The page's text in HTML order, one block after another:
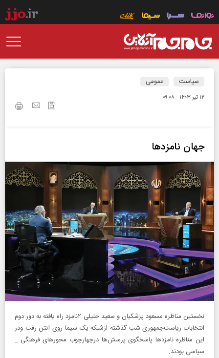
سیاست عمومی
۱۲ تير ۱۴۰۳ - ۰۹:۰۸
جهان نامزد‌ها
نخستین مناظره مسعود پزشکیان و سعید جلیلی ۲نامزد راه یافته به دور دوم
انتخابات ریاست‌جمهوری شب گذشته ازشبکه یک سیما روی آنتن رفت ودر
این مناظره نامزدها پاسخگوی پرسش‌ها درچهارچوب محورهای فرهنگی _
سیاسی بودند.